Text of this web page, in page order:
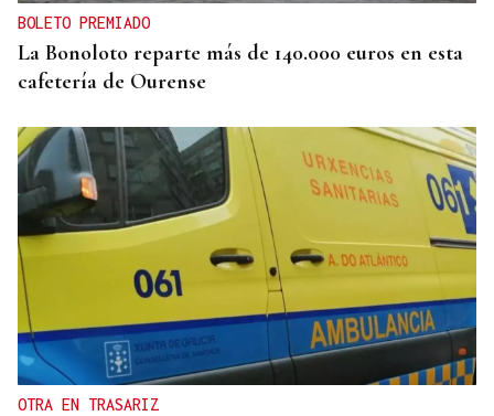
BOLETO PREMIADO
La Bonoloto reparte más de 140.000 euros en esta
cafetería de Ourense
OTRA EN TRASARIZ